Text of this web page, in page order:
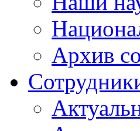
Архив